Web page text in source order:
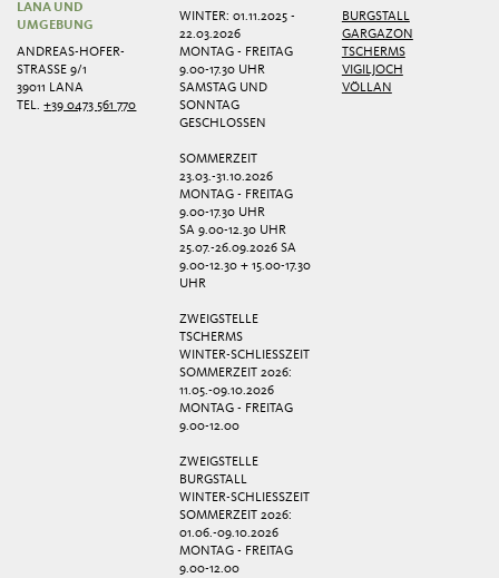
LANA UND
UMGEBUNG
ANDREAS-HOFER-
STRASSE 9/1
39011 LANA
TEL.+39 0473 561 770
WINTER: 01.11.2025 -
22.03.2026
MONTAG - FREITAG
9.00-17.30 UHR
SAMSTAG UND
SONNTAG
GESCHLOSSEN
SOMMERZEIT
23.03.-31.10.2026
MONTAG - FREITAG
9.00-17.30 UHR
SA 9.00-12.30 UHR
25.07.-26.09.2026 SA
9.00-12.30 + 15.00-17.30
UHR
ZWEIGSTELLE
TSCHERMS
WINTER-SCHLIESSZEIT
SOMMERZEIT 2026:
11.05.-09.10.2026
MONTAG - FREITAG
9.00-12.00
ZWEIGSTELLE
BURGSTALL
WINTER-SCHLIESSZEIT
SOMMERZEIT 2026:
01.06.-09.10.2026
MONTAG - FREITAG
9.00-12.00
BURGSTALL
GARGAZON
TSCHERMS
VIGILJOCH
VÖLLAN